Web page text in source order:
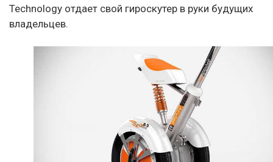
Technology отдает свой гироскутер в руки будущих
владельцев.